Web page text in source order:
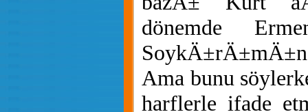
dönemde
Ama bunu
harflerle ifade